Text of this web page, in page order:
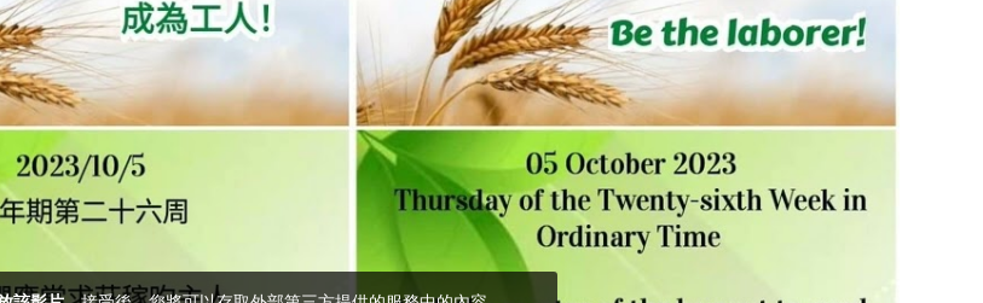
十集：「逾越奧
蹟」— 錢玲珠老
師
(5)黃敏正主教
避靜」—【逾越
的智慧】：完美